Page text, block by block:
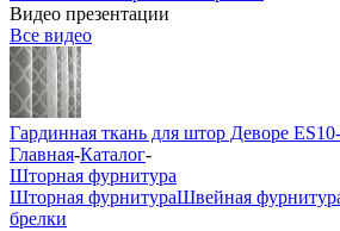
Видео презентации
Все видео
Гардинная ткань для штор Деворе
Главная-Каталог-
Шторная фурнитура
Шторная фурнитураШвейная
брелки